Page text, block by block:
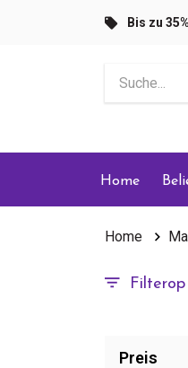
Bis zu
Home
Home
Filterop
Preis